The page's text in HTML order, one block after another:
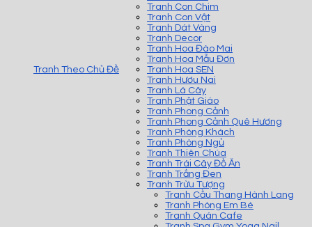
Tranh Theo Chủ Đề
Tranh Con Chim
Tranh Con Vật
Tranh Dát Vàng
Tranh Decor
Tranh Hoa Đào Mai
Tranh Hoa Mẫu Đơn
Tranh Hoa SEN
Tranh Hươu Nai
Tranh Lá Cây
Tranh Phật Giáo
Tranh Phong Cảnh
Tranh Phong Cảnh Quê Hương
Tranh Phòng Khách
Tranh Phòng Ngủ
Tranh Thiên Chúa
Tranh Trái Cây Đồ Ăn
Tranh Trắng Đen
Tranh Trừu Tượng
Tranh Cầu Thang Hành Lang
Tranh Phòng Em Bé
Tranh Quán Cafe